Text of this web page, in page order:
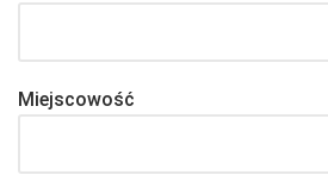
Miejscowość